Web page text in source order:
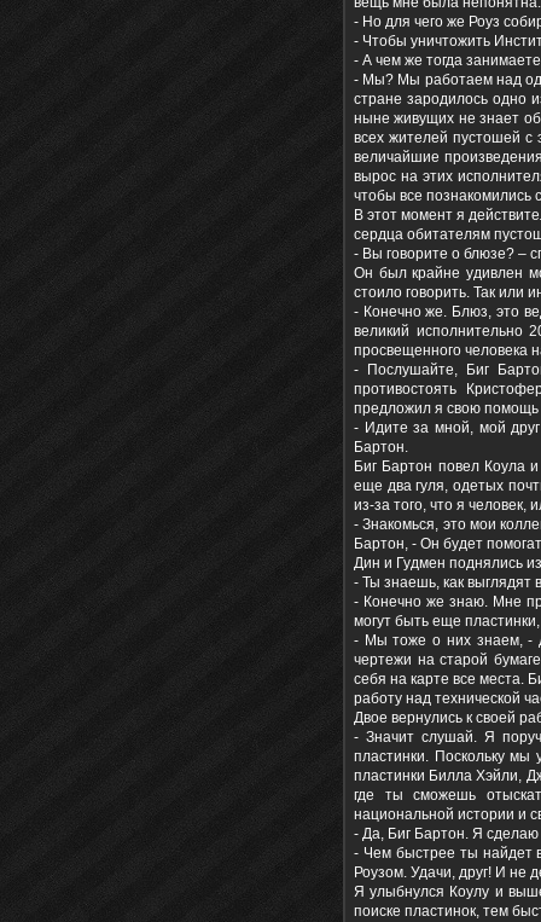
- Но для чего же Роуз
- Чтобы уничтожить
- А чем же тогда
- Мы? Мы работаем над
стране зародилось одно
ныне живущих не знает
всех жителей пустошей с
величайшие
вырос на этих
чтобы все познакомились
В этот момент я
сердца обитателям
- Вы говорите о блюзе? –
Он был крайне удивлен
стоило говорить. Так или
- Конечно же. Блюз, это
великий исполнительно
просвещенного человека
- Послушайте, Биг
противостоять
предложил я свою помощь
- Идите за мной, мой
Бартон.
Биг Бартон повел Коула
еще два гуля, одетых
из-за того, что я человек,
- Знакомься, это мои
Бартон, - Он будет
Дин и Гудмен поднялись
- Ты знаешь, как
- Конечно же знаю. Мне
могут быть еще
- Мы тоже о них знаем, -
чертежи на старой
себя на карте все места.
работу над технической
Двое вернулись к своей
- Значит слушай. Я
пластинки. Поскольку
пластинки Билла Хэйли,
где ты сможешь
национальной истории и
- Да, Биг Бартон. Я сделаю
- Чем быстрее ты найдет
Роузом. Удачи, друг! И не
Я улыбнулся Коулу и
поиске пластинок, тем